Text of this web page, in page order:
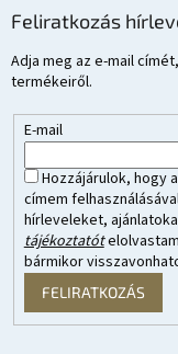
Feliratkozás
Adja meg az e-mail
termékeiről.
E-mail
Hozzájárulok, hogy
címem
hírleveleket,
tájékoztatót
bármikor
FELIRATKOZÁS